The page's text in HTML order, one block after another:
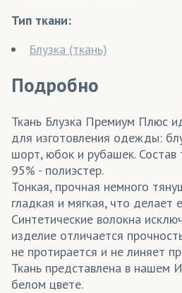
Тип ткани:
Блузка (ткань)
Подробно
Ткань Блузка Премиум Плюс
для изготовления одежды:
шорт, юбок и рубашек. Состав
95% - полиэстер.
Тонкая, прочная немного
гладкая и мягкая, что делает
Синтетические волокна
изделие отличается
не протирается и не линяет
Ткань представлена в нашем
белом цвете.